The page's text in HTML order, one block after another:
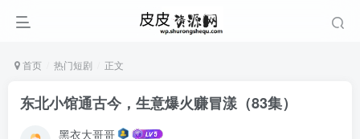
首页 热门短剧 正文
东北小馆通古今，生意爆火赚冒漾（83集）
黑衣大哥哥